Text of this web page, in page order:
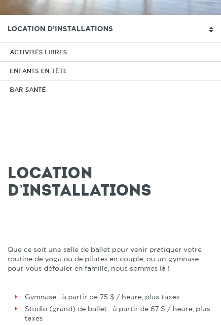
LOCATION D’INSTALLATIONS
ACTIVITÉS LIBRES
ENFANTS EN TÊTE
BAR SANTÉ
Location
d’installations
Que ce soit une salle de ballet pour venir pratiquer votre
routine de yoga ou de pilates en couple, ou un gymnase
pour vous défouler en famille, nous sommes là !
Gymnase : à partir de 75 $ / heure, plus taxes
Studio (grand) de ballet : à partir de 67 $ / heure, plus
taxes